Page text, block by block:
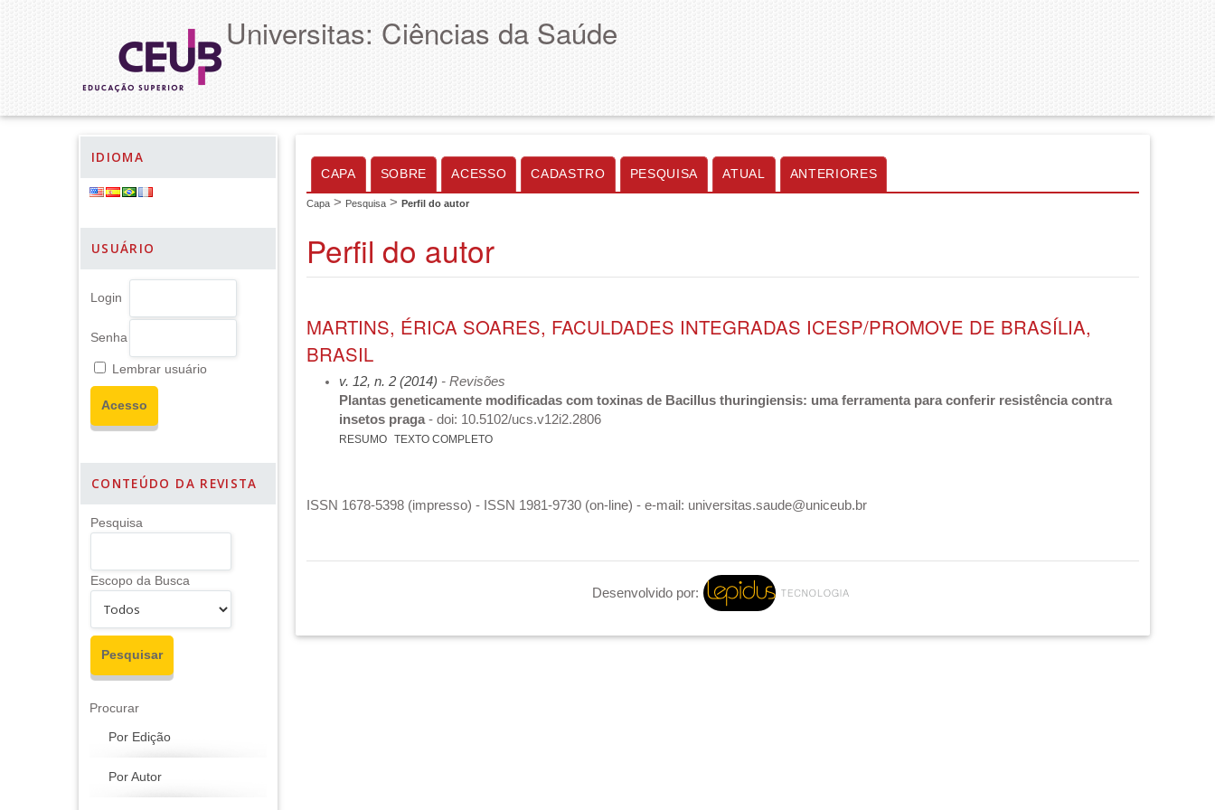
Universitas: Ciências da Saúde
IDIOMA
USUÁRIO
Login
Senha
Lembrar usuário
CONTEÚDO DA REVISTA
Pesquisa
Escopo da Busca
Procurar
Por Edição
Por Autor
CAPA SOBRE ACESSO CADASTRO PESQUISA ATUAL ANTERIORES
Capa > Pesquisa > Perfil do autor
Perfil do autor
MARTINS, ÉRICA SOARES, FACULDADES INTEGRADAS ICESP/PROMOVE DE BRASÍLIA,
BRASIL
v. 12, n. 2 (2014) - Revisões
Plantas geneticamente modificadas com toxinas de Bacillus thuringiensis: uma ferramenta para conferir resistência contra
insetos praga- doi: 10.5102/ucs.v12i2.2806
RESUMO TEXTO COMPLETO
ISSN 1678-5398 (impresso) - ISSN 1981-9730 (on-line) - e-mail: universitas.saude@uniceub.br
Desenvolvido por: